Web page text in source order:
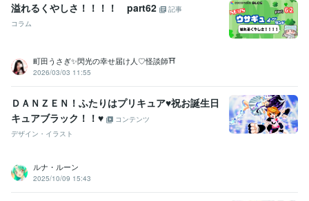
溢れるくやしさ！！！！ part62
記事
コラム
町田うさぎ✨閃光の幸せ届け人♡怪談師⛩️
2026/03/03 11:55
ＤＡＮＺＥＮ！ふたりはプリキュア♥祝お誕生日
キュアブラック！！♥
コンテンツ
デザイン・イラスト
ルナ・ルーン
2025/10/09 15:43